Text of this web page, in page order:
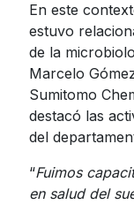
En este
estuvo
de la
Marcelo
Sumitomo
destacó las
del
“Fuimos
en salud del